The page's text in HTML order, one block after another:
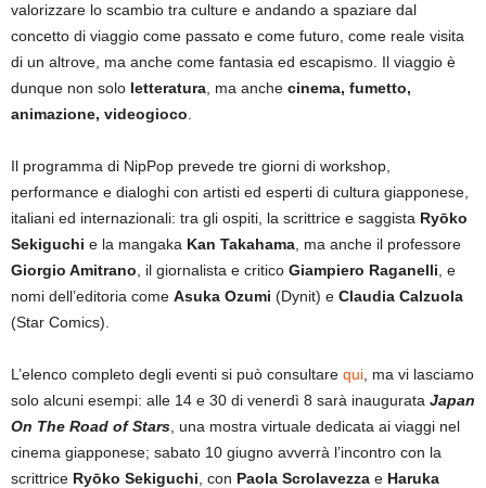
valorizzare lo scambio tra culture e andando a spaziare dal
concetto di viaggio come passato e come futuro, come reale visita
di un altrove, ma anche come fantasia ed escapismo. Il viaggio è
dunque non solo letteratura , ma anche cinema, fumetto,
animazione, videogioco
Il programma di NipPop prevede tre giorni di workshop,
performance e dialoghi con artisti ed esperti di cultura giapponese,
italiani ed internazionali: tra gli ospiti, la scrittrice e saggista Ryōko
Sekiguchi e la mangaka Kan Takahama , ma anche il professore
Giorgio Amitrano , il giornalista e critico Giampiero Raganelli , e
nomi dell’editoria come Asuka Ozumi (Dynit) e Claudia Calzuola
(Star Comics).
L’elenco completo degli eventi si può consultare qui , ma vi lasciamo
solo alcuni esempi: alle 14 e 30 di venerdì 8 sarà inaugurata Japan
On The Road of Stars , una mostra virtuale dedicata ai viaggi nel
cinema giapponese; sabato 10 giugno avverrà l’incontro con la
scrittrice Ryōko Sekiguchi , con Paola Scrolavezza e Haruka